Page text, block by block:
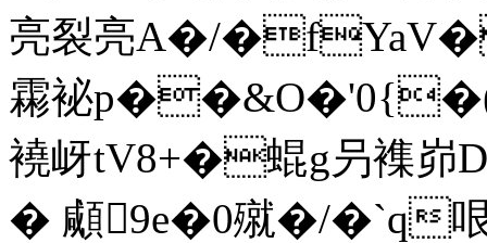
亮裂亮A�/
霦袐p��&O�'0{�(霶
襓岈tV8+�蜫g叧襍峁
� 顑9e�0殧�/�`q哏